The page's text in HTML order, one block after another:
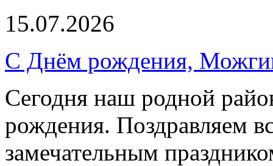
15.07.2026
С Днём рождения,
Сегодня наш родной
рождения. Поздравляем
замечательным